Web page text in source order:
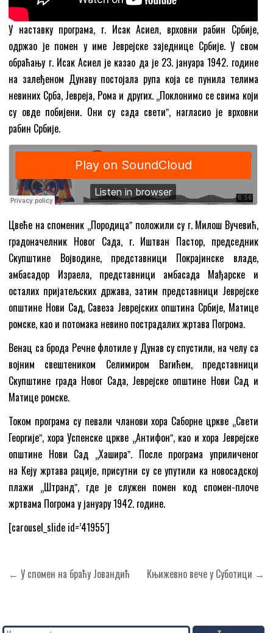
У наставку програма, г. Исак Асиел, врховни рабин Србије,
одржао је помен у име Јеврејске заједнице Србије. У свом
обраћању г. Исак Асиел је казао да је 23. јануара 1942. године
на залеђеном Дунаву постојала рупа која се пунила телима
невиних Срба, Јевреја, Рома и других. „Поклонимо се свима који
су овде побијени. Они су сада светиˮ, нагласио је врховни
рабин Србије.
Цвеће на споменик „Породицаˮ положили су г. Милош Вучевић,
градоначелник Новог Сада, г. Иштван Пастор, председник
Скупштине Војводине, представници Покрајинске владе,
амбасадор Израела, представници амбасада Мађарске и
осталих пријатељских држава, затим представници Јеврејске
општине Нови Сад, Савеза Јеврејских општина Србије, Матице
ромске, као и потомака невино пострадалих жртава Погрома.
Венац са брода Речне флотиле у Дунав су спустили, на челу са
војним свештеником Селимиром Вагићем, представници
Скупштине града Новог Сада, Јеврејске општине Нови Сад и
Матице ромске.
Током програма су певали чланови хора Саборне цркве „Свети
Георгијеˮ, хора Успенске цркве „Антифонˮ, као и хора Јеврејске
општине Нови Сад „Хашираˮ. После програма уприличеног
на Кеју жртава рације,присутни су се упутили ка новосадској
плажи „Штрандˮ, где је служен помен код спомен-плоче
жртвама Погрома у јануару 1942. године.
[carousel_slide id=’41955′]
Кретање
← У спомен на браћу Јовандић Књижевно вече у Суботици →